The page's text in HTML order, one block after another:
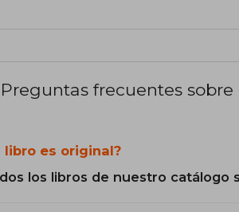
Preguntas frecuentes
libro es original?
los libros de nuestro catálogo